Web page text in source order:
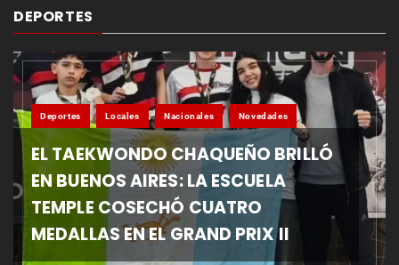
DEPORTES
Deportes Locales Nacionales Novedades
EL TAEKWONDO CHAQUEÑO BRILLÓ
EN BUENOS AIRES: LA ESCUELA
TEMPLE COSECHÓ CUATRO
MEDALLAS EN EL GRAND PRIX II